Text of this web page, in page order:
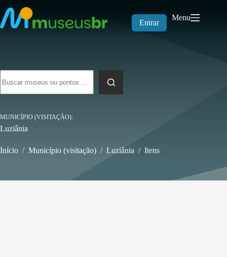
para
o
conteúdo
Entrar
Menu
resultados
MUNICÍPIO (VISITAÇÃO)
Luziânia
Início / Município (visitação) / Luziânia / Itens